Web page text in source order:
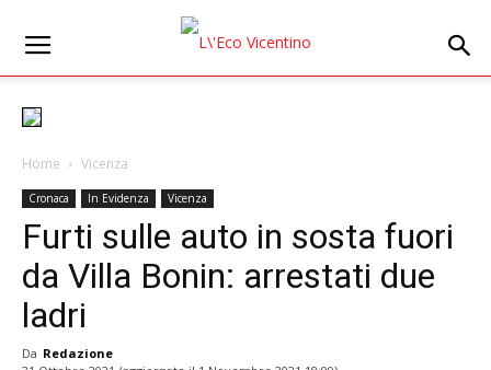
Home Vicenza
Cronaca In Evidenza Vicenza
Furti sulle auto in sosta fuori
da Villa Bonin: arrestati due
ladri
Da Redazione